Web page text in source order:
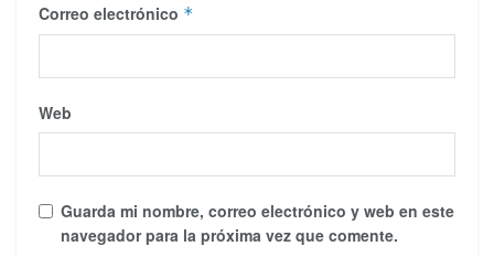
Correo electrónico *
Web
Guarda mi nombre, correo electrónico y web en este
navegador para la próxima vez que comente.